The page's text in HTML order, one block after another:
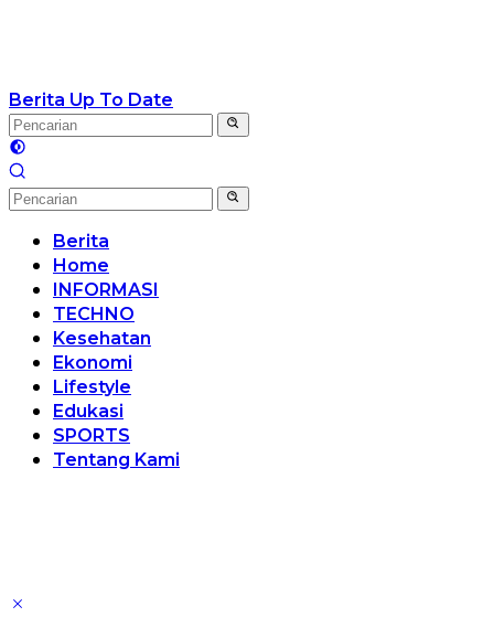
Berita Up To Date
Berita
Home
INFORMASI
TECHNO
Kesehatan
Ekonomi
Lifestyle
Edukasi
SPORTS
Tentang Kami